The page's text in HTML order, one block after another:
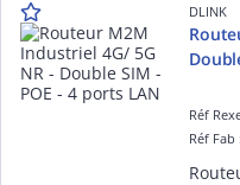
DLINK
Réf
Réf Fab :